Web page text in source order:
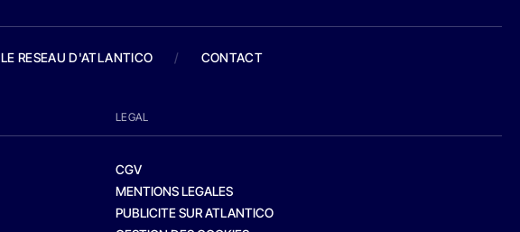
LE RESEAU D'ATLANTICO / CONTACT
LEGAL
CGV
MENTIONS LEGALES
PUBLICITE SUR ATLANTICO